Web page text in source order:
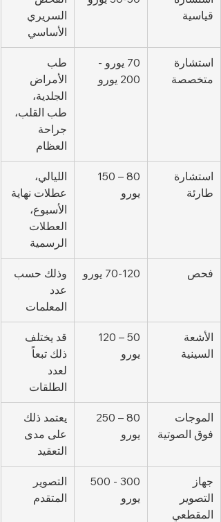
قياسية
السريري
الأساسي
استشارة
متخصصة
70 يورو -
200 يورو
طب
الأمراض
الجلدية،
طب القلب،
جراحة
العظام
استشارة
طارئة
يورو
الليالي،
عطلات نهاية
الأسبوع،
العطلات
الرسمية
فحص 70-120 يورو
وذلك حسب
عدد
المعلمات
الأشعة
السينية
يورو
قد يختلف
ذلك تبعاً
لعدد
الطلقات
الموجات
فوق الصوتية
يورو
يعتمد ذلك
على مدى
التعقيد
جهاز
التصوير
المقطعي
يورو
التصوير
المتقدم